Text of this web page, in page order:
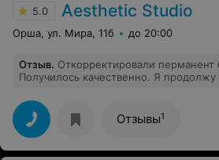
5.0 Aesthetic Studio
Орша, ул. Мира, 11б до 20:00
Отзыв. Откорректировали перманент
Получилось качественно. Я продолжу
Отзывы1